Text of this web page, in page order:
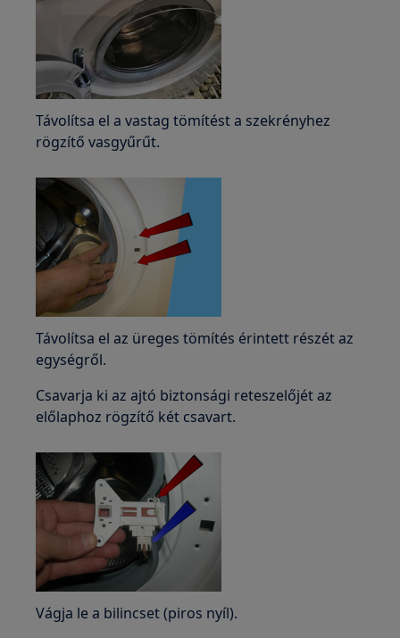
Távolítsa el a vastag tömítést a szekrényhez
rögzítő vasgyűrűt.
Távolítsa el az üreges tömítés érintett részét az
egységről.
Csavarja ki az ajtó biztonsági reteszelőjét az
előlaphoz rögzítő két csavart.
Vágja le a bilincset (piros nyíl).